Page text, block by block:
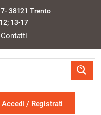
38121 Trento
13-17
Contatti
Accedi / Registrati